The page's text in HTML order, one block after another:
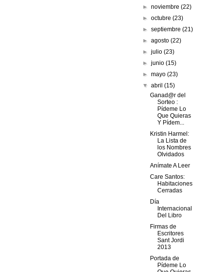
►noviembre(22)
►octubre(23)
►septiembre(21)
►agosto(22)
►julio(23)
►junio(15)
►mayo(23)
▼abril(15)
Ganad@r del
Sorteo :
Pídeme Lo
Que Quieras
Y Pídem...
Kristin Harmel:
La Lista de
los Nombres
Olvidados
Anímate A Leer
Care Santos:
Habitaciones
Cerradas
Día
Internacional
Del Libro
Firmas de
Escritores
Sant Jordi
2013
Portada de
Pídeme Lo